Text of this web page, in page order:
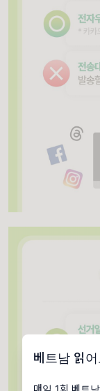
베트남 읽
매일 1회 베트